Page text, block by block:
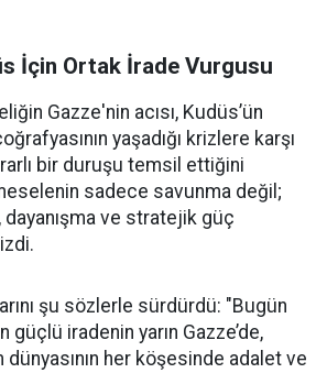
İçin Ortak İrade Vurgusu
Gazze'nin acısı, Kudüs’ün
yaşadığı krizlere karşı
bir duruşu temsil ettiğini
sadece savunma değil;
dayanışma ve stratejik güç
şu sözlerle sürdürdü: "Bugün
güçlü iradenin yarın Gazze’de,
dünyasının her köşesinde adalet ve